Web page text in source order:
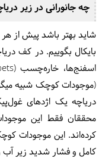
چه جانورانی در زیر
شاید بهتر باشد پیش از هر
بایکال بگوییم. در کف
(موجودات کوچک شبیه
دریاچه یک اژدهای
محققان فقط این
کرده‌اند. این موجودات
کامل و فشار شدید زیر آب